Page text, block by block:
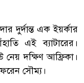
দুর্দান্ত এক ইয়র্কার
এই ব্যাটারের।
দক্ষিণ আফ্রিকা।
সৌম্য।